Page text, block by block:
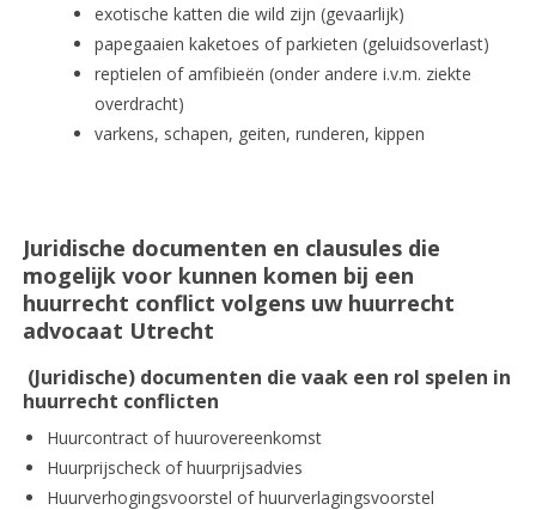
exotische katten die wild zijn (gevaarlijk)
papegaaien kaketoes of parkieten (geluidsoverlast)
reptielen of amfibieën (onder andere i.v.m. ziekte
overdracht)
varkens, schapen, geiten, runderen, kippen
Juridische documenten en clausules die
mogelijk voor kunnen komen bij een
huurrecht conflict volgens uw huurrecht
advocaat Utrecht
(Juridische) documenten die vaak een rol spelen in
huurrecht conflicten
Huurcontract of huurovereenkomst
Huurprijscheck of huurprijsadvies
Huurverhogingsvoorstel of huurverlagingsvoorstel